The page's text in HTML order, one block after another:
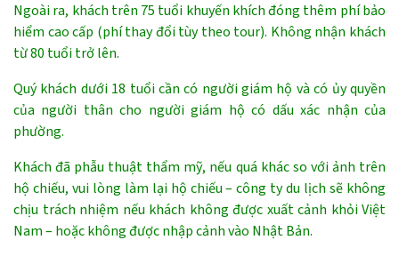
Ngoài ra, khách trên 75 tuổi khuyến khích đóng thêm phí bảo
hiểm cao cấp (phí thay đổi tùy theo tour). Không nhận khách
từ 80 tuổi trở lên.
Quý khách dưới 18 tuổi cần có người giám hộ và có ủy quyền
của người thân cho người giám hộ có dấu xác nhận của
phường.
Khách đã phẫu thuật thẩm mỹ, nếu quá khác so với ảnh trên
hộ chiếu, vui lòng làm lại hộ chiếu – công ty du lịch sẽ không
chịu trách nhiệm nếu khách không được xuất cảnh khỏi Việt
Nam – hoặc không được nhập cảnh vào Nhật Bản.